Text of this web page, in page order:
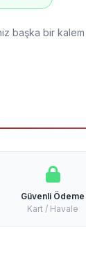
başka bir
Güvenli Ödeme
Kart / Havale